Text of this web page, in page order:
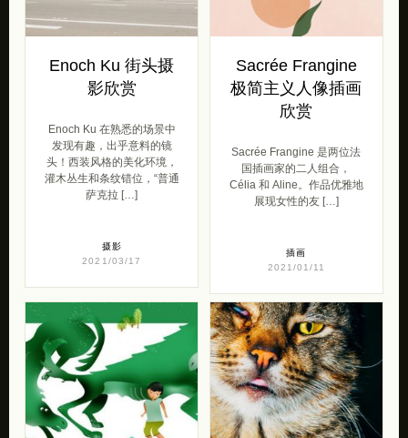
Enoch Ku 街头摄
影欣赏
Enoch Ku 在熟悉的场景中
发现有趣，出乎意料的镜
头！西装风格的美化环境，
灌木丛生和条纹错位，“普通
萨克拉 […]
摄影
2021/03/17
Sacrée Frangine
极简主义人像插画
欣赏
Sacrée Frangine 是两位法
国插画家的二人组合，
Célia 和 Aline。作品优雅地
展现女性的友 […]
插画
2021/01/11